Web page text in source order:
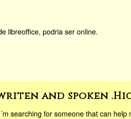
libreoffice, podria ser online.
writen and spoken
searching for someone that can